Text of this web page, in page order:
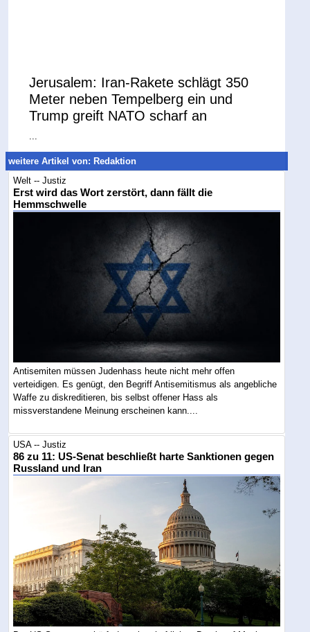
Jerusalem: Iran-Rakete schlägt 350
Meter neben Tempelberg ein und
Trump greift NATO scharf an
weitere Artikel von: Redaktion
Welt -- Justiz
Erst wird das Wort zerstört, dann fällt die
Hemmschwelle
Antisemiten müssen Judenhass heute nicht mehr offen
verteidigen. Es genügt, den Begriff Antisemitismus als angebliche
Waffe zu diskreditieren, bis selbst offener Hass als
missverstandene Meinung erscheinen kann....
USA -- Justiz
86 zu 11: US-Senat beschließt harte Sanktionen gegen
Russland und Iran